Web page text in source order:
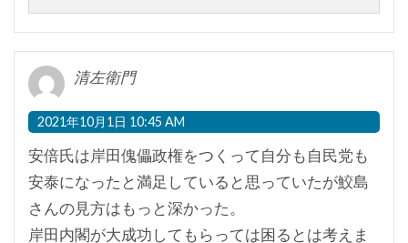
清左衛門
2021年10月1日 10:45 AM
安倍氏は岸田傀儡政権をつくって自分も自民党も
安泰になったと満足していると思っていたが鮫島
さんの見方はもっと深かった。
岸田内閣が大成功してもらっては困るとは考えま